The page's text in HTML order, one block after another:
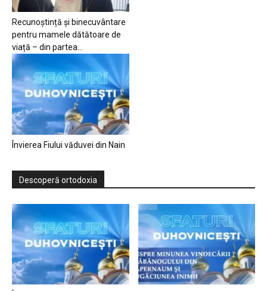
Recunoștință și binecuvântare
pentru mamele dătătoare de
viață – din partea...
Învierea Fiului văduvei din Nain
Descoperă ortodoxia